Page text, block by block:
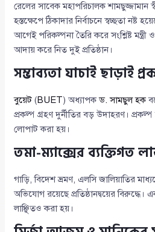
রেলের সাবেক মহাপরিচালক শামছুজ্জামান
হস্তক্ষেপে ঠিকাদার নির্বাচনে স্বচ্ছতা নষ্ট
আগেই পরিকল্পনা তৈরি করে সংশ্লিষ্ট
আদায় করে নিত দুই প্রতিষ্ঠান।
সম্ভাব্যতা যাচাই ছাড়াই
বুয়েট (BUET) অধ্যাপকড. সামছুল হক
প্রকল্প গ্রহণ দুর্নীতির বড় উদাহরণ।
লোপাট করা হয়।
তমা-ম্যাক্সের ব্যক্তিগত
গাড়ি, বিদেশ ভ্রমণ, এলসি জালিয়াতির
অভিযোগ রয়েছে প্রতিষ্ঠানদ্বয়ের
লাঞ্ছিতও করা হয়।